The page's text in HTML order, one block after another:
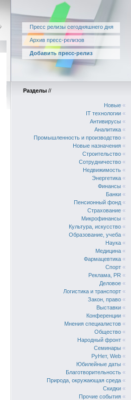
Пресс релизы сегодняшнего дня
Архив пресс-релизов
Добавить пресс-релиз
Разделы //
Новые «
IT технологии «
Антивирусы «
Аналитика «
Промышленность и производство «
Новые назначения «
Строительство «
Сотрудничество «
Недвижимость «
Энергетика «
Финансы «
Банки «
Пенсионный фонд «
Страхование «
Микрофинансы «
Культура, искусство «
Образование, учеба «
Наука «
Медицина «
Фармацевтика «
Спорт «
Реклама, PR «
Деловое «
Логистика и транспорт «
Закон, право «
Выставки «
Конференции «
Мнения специалистов «
Общество «
Народный фронт «
Семинары «
РуНет, Web «
Юбилейные даты «
Благотворительность «
Природа, окружающая среда «
Скидки «
Прочие события «